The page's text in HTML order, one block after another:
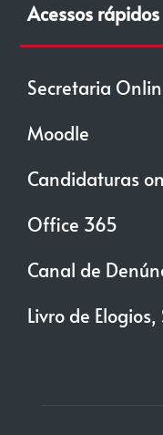
Acessos rápidos
Secretaria
Moodle
Candidaturas
Office 365
Canal de
Livro de